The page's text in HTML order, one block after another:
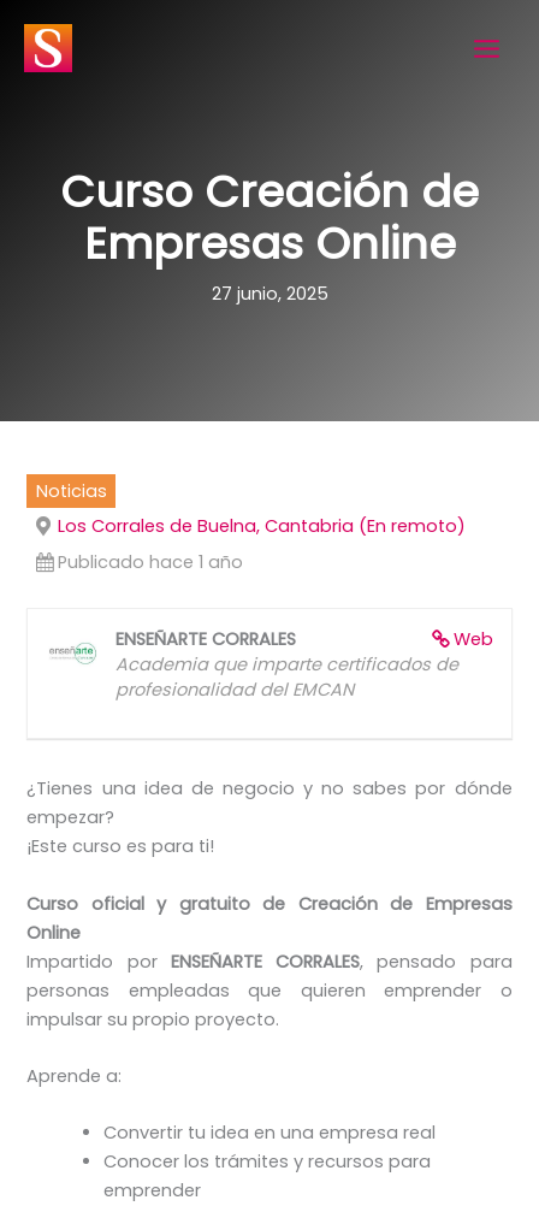
contenido
Curso Creación de
Empresas Online
27 junio, 2025
Noticias
Los Corrales de Buelna, Cantabria (En remoto)
Publicado hace 1 año
Web
ENSEÑARTE CORRALES
Academia que imparte certificados de
profesionalidad del EMCAN
¿Tienes una idea de negocio y no sabes por dónde
empezar?
¡Este curso es para ti!
Curso oficial y gratuito de Creación de Empresas
Online
Impartido por ENSEÑARTE CORRALES, pensado para
personas empleadas que quieren emprender o
impulsar su propio proyecto.
Aprende a:
Convertir tu idea en una empresa real
Conocer los trámites y recursos para
emprender